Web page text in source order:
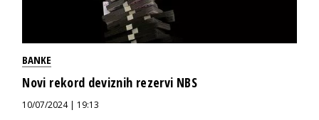
BANKE
Novi rekord deviznih rezervi NBS
10/07/2024 | 19:13